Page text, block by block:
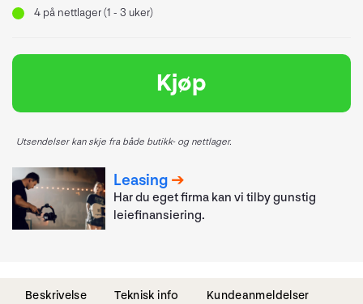
4 på nettlager (1 - 3 uker)
Kjøp
Utsendelser kan skje fra både butikk- og nettlager.
Leasing
Har du eget firma kan vi tilby gunstig
leiefinansiering.
Beskrivelse Teknisk info Kundeanmeldelser